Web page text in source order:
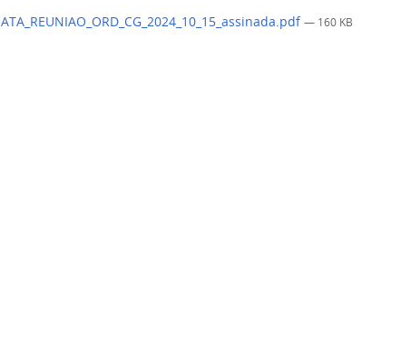
ATA_REUNIAO_ORD_CG_2024_10_15_assinada.pdf— 160 KB